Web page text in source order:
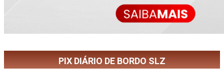
PIX DIÁRIO DE BORDO SLZ